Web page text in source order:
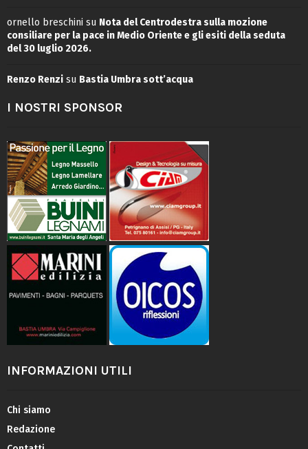
ornello breschini su Nota del Centrodestra sulla mozione
consiliare per la pace in Medio Oriente e gli esiti della seduta
del 30 luglio 2026.
Renzo Renzi su Bastia Umbra sott’acqua
I NOSTRI SPONSOR
INFORMAZIONI UTILI
Chi siamo
Redazione